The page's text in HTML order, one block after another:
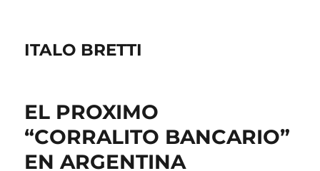
ITALO BRETTI
EL PROXIMO
“CORRALITO BANCARIO”
EN ARGENTINA